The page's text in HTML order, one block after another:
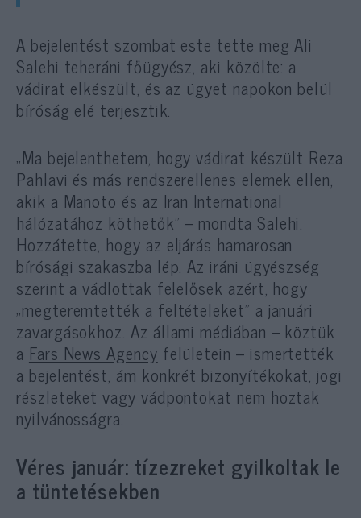
A bejelentést szombat este tette meg Ali
Salehi teheráni főügyész, aki közölte: a
vádirat elkészült, és az ügyet napokon belül
bíróság elé terjesztik.
„Ma bejelenthetem, hogy vádirat készült Reza
Pahlavi és más rendszerellenes elemek ellen,
akik a Manoto és az Iran International
hálózatához köthetők” – mondta Salehi.
Hozzátette, hogy az eljárás hamarosan
bírósági szakaszba lép. Az iráni ügyészség
szerint a vádlottak felelősek azért, hogy
„megteremtették a feltételeket” a januári
zavargásokhoz. Az állami médiában – köztük
a Fars News Agency felületein – ismertették
a bejelentést, ám konkrét bizonyítékokat, jogi
részleteket vagy vádpontokat nem hoztak
nyilvánosságra.
Véres január: tízezreket gyilkoltak le
a tüntetésekben